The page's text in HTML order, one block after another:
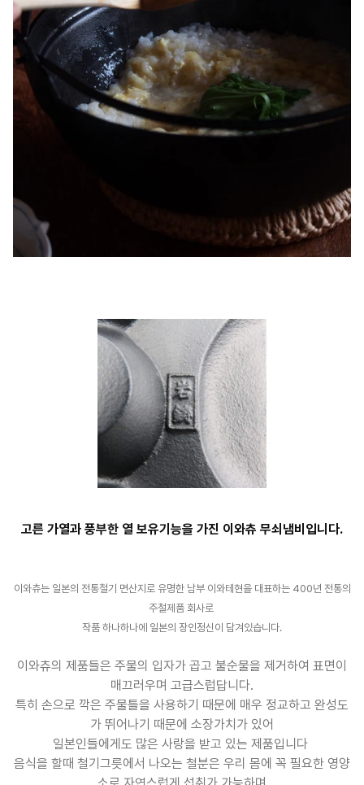
고른 가열과 풍부한 열 보유기능을 가진 이와츄 무쇠냄비입니다.
이와츄는 일본의 전통철기 면산지로 유명한 남부 이와테현을 대표하는 400년 전통의
주철제품 회사로
작품 하나하나에 일본의 장인정신이 담겨있습니다.
이와츄의 제품들은 주물의 입자가 곱고 불순물을 제거하여 표면이
매끄러우며 고급스럽답니다.
특히 손으로 깍은 주물틀을 사용하기 때문에 매우 정교하고 완성도
가 뛰어나기 때문에 소장가치가 있어
일본인들에게도 많은 사랑을 받고 있는 제품입니다
음식을 할때 철기그릇에서 나오는 철분은 우리 몸에 꼭 필요한 영양